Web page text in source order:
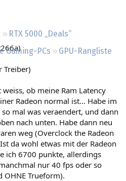
RTX 5000 „Deals“
Gaming-PCs
GPU-Rangliste
Treiber)
ob meine Ram Latency
Radeon normal ist... Habe im
mal was veraendert, und dann
nach unten. Habe dann neu
weg (Overclock the Radeon
da wohl etwas mit der Radeon
ich 6700 punkte, allerdings
nur 40 fps oder so
Trueform).